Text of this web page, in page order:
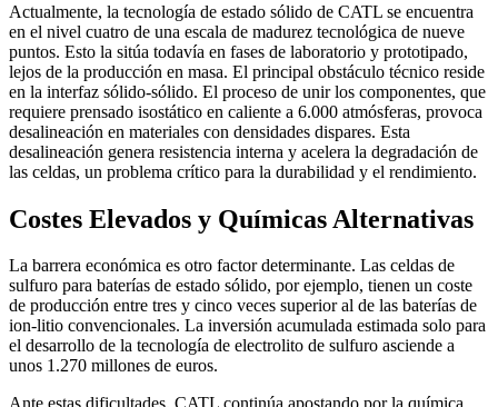
Actualmente, la tecnología de estado sólido de CATL se encuentra
en el nivel cuatro de una escala de madurez tecnológica de nueve
puntos. Esto la sitúa todavía en fases de laboratorio y prototipado,
lejos de la producción en masa. El principal obstáculo técnico reside
en la interfaz sólido-sólido. El proceso de unir los componentes, que
requiere prensado isostático en caliente a 6.000 atmósferas, provoca
desalineación en materiales con densidades dispares. Esta
desalineación genera resistencia interna y acelera la degradación de
las celdas, un problema crítico para la durabilidad y el rendimiento.
Costes Elevados y Químicas Alternativas
La barrera económica es otro factor determinante. Las celdas de
sulfuro para baterías de estado sólido, por ejemplo, tienen un coste
de producción entre tres y cinco veces superior al de las baterías de
ion-litio convencionales. La inversión acumulada estimada solo para
el desarrollo de la tecnología de electrolito de sulfuro asciende a
unos 1.270 millones de euros.